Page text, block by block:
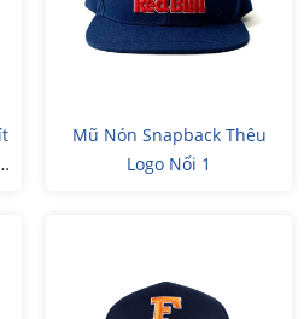
Mũ Nón Snapback Thêu
Logo Nổi 1